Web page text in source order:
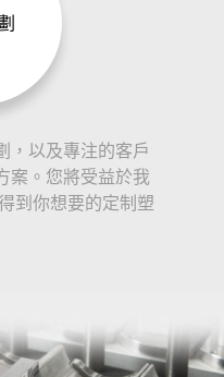
，以及專注的客戶
案。您將受益於我
到你想要的定制塑